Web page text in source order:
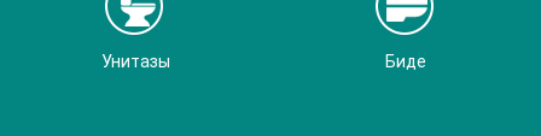
Унитазы Биде